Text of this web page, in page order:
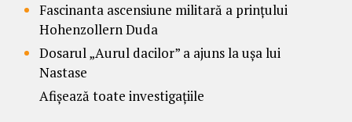
Fascinanta ascensiune militară a prințului
Hohenzollern Duda
Dosarul „Aurul dacilor” a ajuns la ușa lui
Nastase
Afișează toate investigațiile